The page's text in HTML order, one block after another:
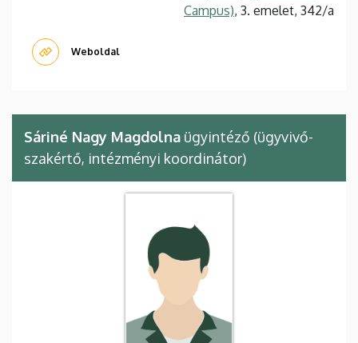
Campus), 3. emelet, 342/a
Weboldal
Sáriné Nagy Magdolna ügyintéző (ügyvivő-
szakértő, intézményi koordinátor)